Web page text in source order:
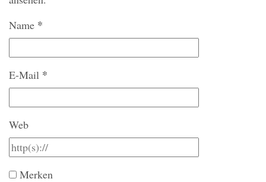
Name *
E-Mail *
Web
Merken